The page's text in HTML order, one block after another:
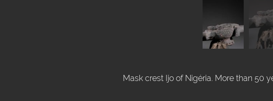
Mask crest Ijo of Nigéria. More than 50